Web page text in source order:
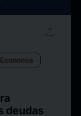
upload
Economia
deudas